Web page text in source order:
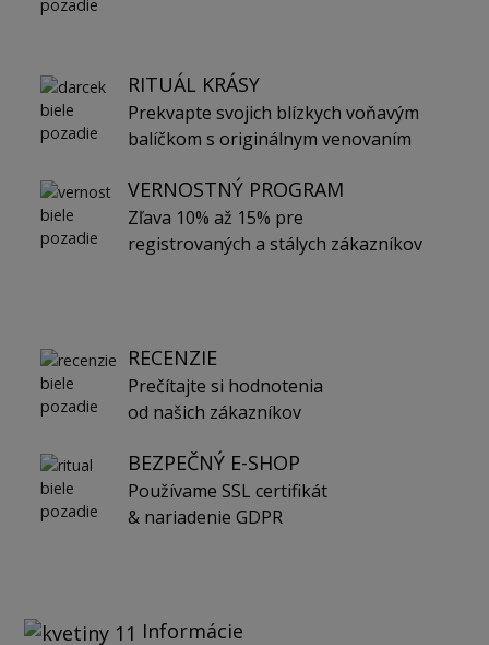
RITUÁL KRÁSY
Prekvapte svojich blízkych voňavým
balíčkom s originálnym venovaním
VERNOSTNÝ PROGRAM
Zľava 10% až 15% pre
registrovaných a stálych zákazníkov
RECENZIE
Prečítajte si hodnotenia
od našich zákazníkov
BEZPEČNÝ E-SHOP
Používame SSL certifikát
& nariadenie GDPR
Informácie